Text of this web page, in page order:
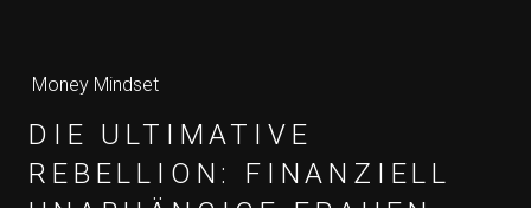
Money Mindset
DIE ULTIMATIVE
REBELLION: FINANZIELL